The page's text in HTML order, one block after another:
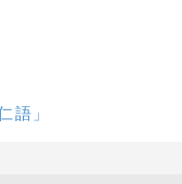
語」